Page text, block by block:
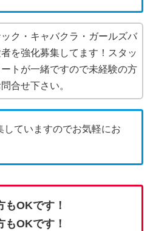
ク・キャバクラ・ガールズバ
を強化募集してます！スタッ
トが一緒ですので未経験の方
合せ下さい。
していますのでお気軽にお
OKです！
OKです！